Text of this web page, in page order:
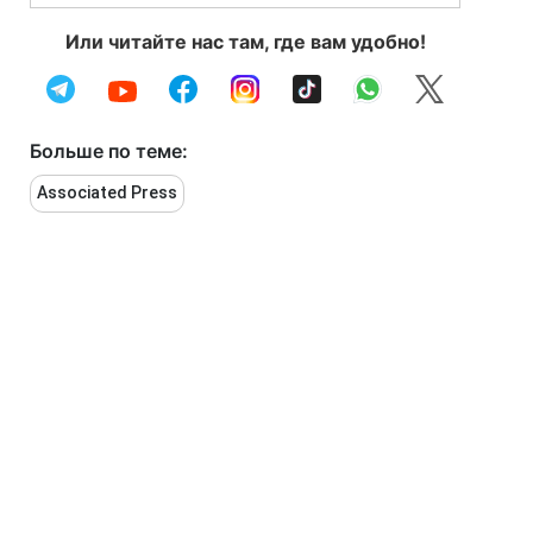
Или читайте нас там, где вам удобно!
Больше по теме:
Associated Press